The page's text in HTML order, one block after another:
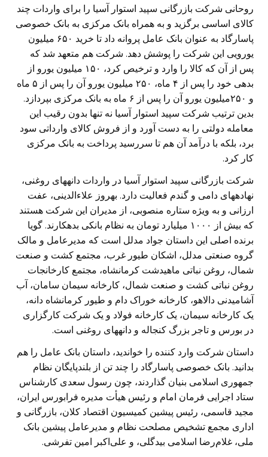
روحانی شرکت بازرگانی سپید استوار آسیا را برای واردات چند
کالای اساسی برگزید و به همراه بانک مرکزی به بانک خصوصی
پاسارگاد به عنوان بانک عامل پروانه داد تا خرید ۶۵۰ میلیون
یورویی این شرکت را پوشش دهد. شرکت هم متعهد شد که
پس از آن که کالا را وارد و ترخیص کرد، ۱۵۰ میلیون یورو از
بدهی خود را پس از ۴ ماه، ۲۵۰ میلیون یورو آن را پس از ۵ ماه
و ۲۵۰میلیون یورو آن را پس از ۶ ماه به بانک مرکزی بپردازد.
بدین ترتیب شرکت سپید استوار آسیا نه تنها بدون رقیب این
معامله دولتی را به دست آورد و از فروش کالای وارداتی سود
برد، بلکه با درآمد آن هم تا سررسید پرداخت به بانک مرکزی
کار کرد.
شرکت بازرگانی سپید استوار آسیا در واردات دانه‎های روغنی،
نهاده‎های دامی و گندم فعالیت دارد. بهروز علاء‎الدینی، عفت
ارزانی و به ويژه ستاره منصوبی، از مدیران این شرکت هستند
که بیش از ۱۰۰۰ میلیارد تومان به نظام بانکی بدهکارند. گویا
برنده اصلی این داستان جواد مدلل است که مدیرعامل و مالک
گروه صنعتی مدلل، اشکان طیور غرب، مجتمع کشت و صنعت
شمال، روغن نباتی ماهیدشت کرمانشاه، مجتمع کارخانجات
روغن نباتی کشت و صنعت شمال، کارخانه سیمان سامان، آب
آشامیدنی دالاهو، کارخانه خوراک دام و طیور کرمانشاه دانه،
یک کارخانه سیمان، یک کارخانه فولاد و یک شرکت کارگزاری
در بورس و تاجر بزرگ کنجاله و دانه‎های روغنی است.
داستان شرکت وارد کننده را خواندید، داستان بانک عامل را هم
بدانید. بانک خصوصی پاسارگاد را چند تن از بلندپايگان نظام
جمهوری اسلامی بنيان گذاردند، چون رسول سعدی کار‌شناس
ستاد اجرایی فرمان امام و رئیس هیأت مدیره فرابورس ایران،
مجید قاسمی، رئیس پیشین کمیسیون اقتصاد کلان، بازرگانی و
اداری مجمع تشخیص مصلحت نظام و مدیرعامل پیشین بانک
ملی، غلام‌رضا اسلامی بیدگلی، و علی‌اکبر امین تفرشی.